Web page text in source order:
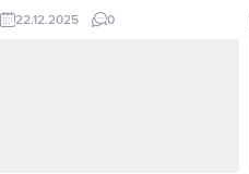
dolayısıyla anma programı
düzenlendi. Program, Büyük
22.12.2025 0